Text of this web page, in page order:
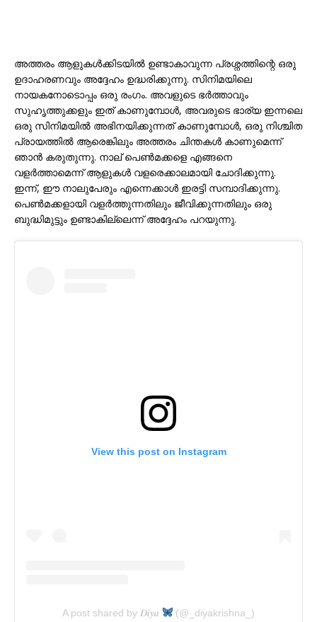
അത്തരം ആളുകൾക്കിടയിൽ ഉണ്ടാകാവുന്ന പ്രശ്നത്തിന്റെ ഒരു
ഉദാഹരണവും അദ്ദേഹം ഉദ്ധരിക്കുന്നു. സിനിമയിലെ
നായകനോടൊപ്പം ഒരു രംഗം. അവളുടെ ഭർത്താവും
സുഹൃത്തുക്കളും ഇത് കാണുമ്പോൾ, അവരുടെ ഭാര്യ ഇന്നലെ
ഒരു സിനിമയിൽ അഭിനയിക്കുന്നത് കാണുമ്പോൾ, ഒരു നിശ്ചിത
പ്രായത്തിൽ ആരെങ്കിലും അത്തരം ചിന്തകൾ കാണുമെന്ന്
ഞാൻ കരുതുന്നു. നാല് പെൺമക്കളെ എങ്ങനെ
വളർത്താമെന്ന് ആളുകൾ വളരെക്കാലമായി ചോദിക്കുന്നു.
ഇന്ന്, ഈ നാലുപേരും എന്നെക്കാൾ ഇരട്ടി സമ്പാദിക്കുന്നു.
പെൺമക്കളായി വളർത്തുന്നതിലും ജീവിക്കുന്നതിലും ഒരു
ബുദ്ധിമുട്ടും ഉണ്ടാകില്ലെന്ന് അദ്ദേഹം പറയുന്നു.
View this post on Instagram
A post shared by 𝑫𝒊𝒚𝒂 (@_diyakrishna_)